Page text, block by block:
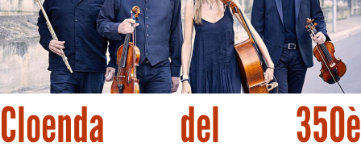
Cloenda del 350è